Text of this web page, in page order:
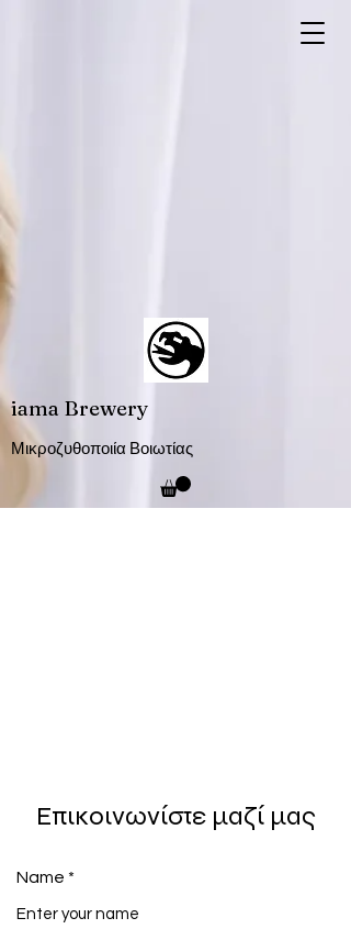
iama Brewery
Μικροζυθοποιία Βοιωτίας
Επικοινωνίστε μαζί μας
Name